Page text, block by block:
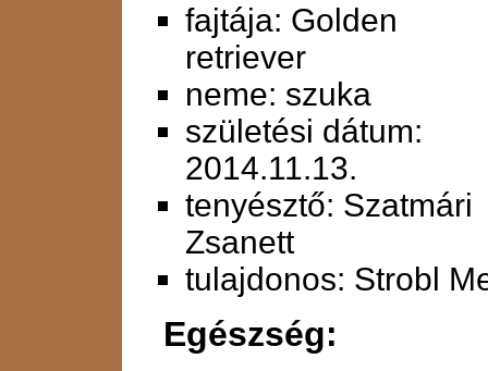
fajtája: Golden
retriever
neme: szuka
születési dátum:
2014.11.13.
tenyésztő: Szatmári
Zsanett
tulajdonos: Strobl
Egészség: